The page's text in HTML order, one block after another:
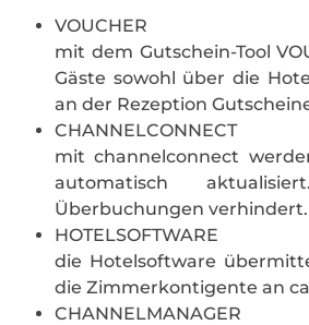
VOUCHER
mit dem Gutschein-Tool
Gäste sowohl über die
an der Rezeption
CHANNELCONNECT
mit channelconnect
automatisch
Überbuchungen verhindert.
HOTELSOFTWARE
die Hotelsoftware
die Zimmerkontigente an
CHANNELMANAGER